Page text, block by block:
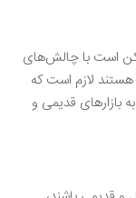
است با چالش‌های
لازم است که
بازارهای قدیمی و